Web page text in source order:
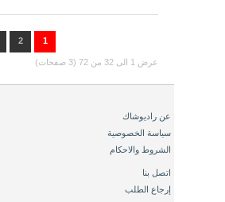
1
2
عرض 1 الى 32 من 72 (3 صفحات)
عن راديوشاك
سياسة الخصوصية
الشروط والاحكام
اتصل بنا
إرجاع الطلب